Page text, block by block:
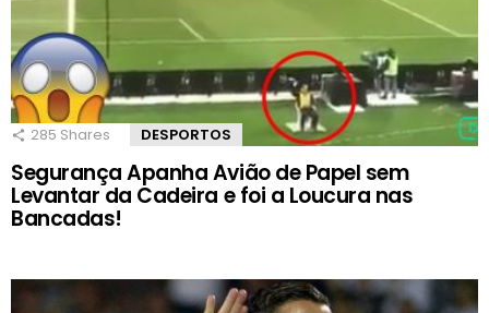
285 Shares DESPORTOS
Segurança Apanha Avião de Papel sem
Levantar da Cadeira e foi a Loucura nas
Bancadas!